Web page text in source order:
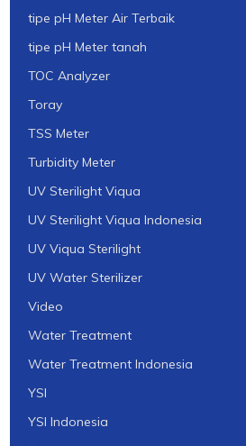
tipe pH Meter Air Terbaik
tipe pH Meter tanah
TOC Analyzer
Toray
TSS Meter
Turbidity Meter
UV Sterilight Viqua
UV Sterilight Viqua Indonesia
UV Viqua Sterilight
UV Water Sterilizer
Video
Water Treatment
Water Treatment Indonesia
YSI
YSI Indonesia